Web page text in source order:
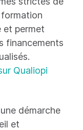
et permet
financements
Qualiopi
démarche
et